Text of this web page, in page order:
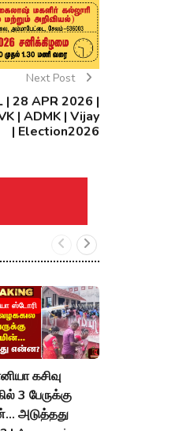
Next Post
| 28 APR 2026 |
| ADMK | Vijay
| Election2026
ஸ்டோரி
கசிவு
3 பேருக்கு
அடுத்தது